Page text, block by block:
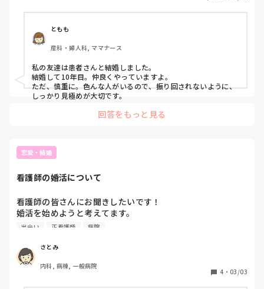
ともも
産科・婦人科, ママナース
私の友達は患者さんと結婚しました。
結婚して10年目。仲良くやっていますよ。
ただ、慎重に。色んな人がいるので、振り回されないように、
しっかり見極めが大切です。
回答をもっと見る
恋愛・結婚
看護師の婚活について
看護師の皆さんにお聞きしたいです！
婚活を始めようと考えてます。
みなさんはどのようにして出会いましたか？
出会い 正看護師 病院
さとみ
内科, 病棟, 一般病院
4 ・ 03/03